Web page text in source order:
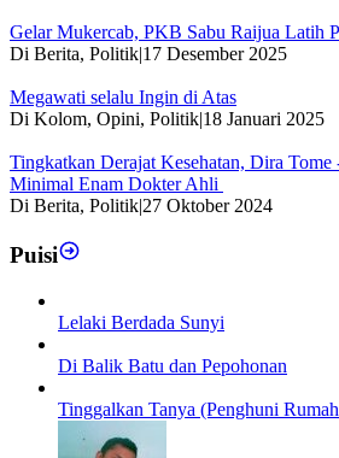
Gelar Mukercab, PKB Sabu Raijua Latih
Di Berita, Politik|17 Desember 2025
Megawati selalu Ingin di Atas
Di Kolom, Opini, Politik|18 Januari 2025
Tingkatkan Derajat Kesehatan, Dira
Minimal Enam Dokter Ahli
Di Berita, Politik|27 Oktober 2024
Puisi
Lelaki Berdada Sunyi
Di Balik Batu dan Pepohonan
Tinggalkan Tanya (Penghuni